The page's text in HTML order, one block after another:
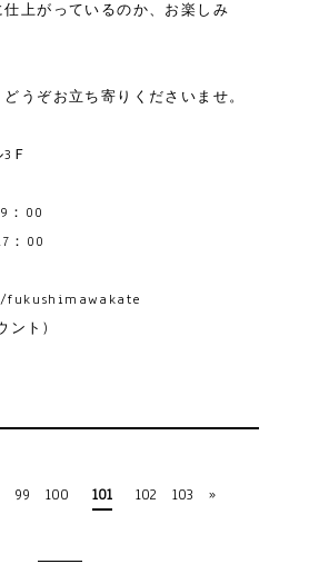
上がっているのか、お楽しみ
うぞお立ち寄りくださいませ。
Ｆ
：00
：00
ント)
99 100 101 102 103 »